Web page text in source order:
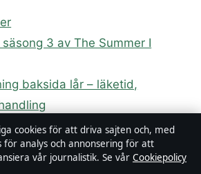
3 av The Summer I
baksida lår – läketid,
cookies för att driva sajten och, med
för analys och annonsering för att
vår journalistik. Se vår Cookiepolicy